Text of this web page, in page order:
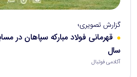
گزارش تصویری؛
سال
آکادمی فوتبال